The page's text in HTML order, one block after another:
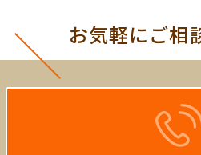
お気軽にご相